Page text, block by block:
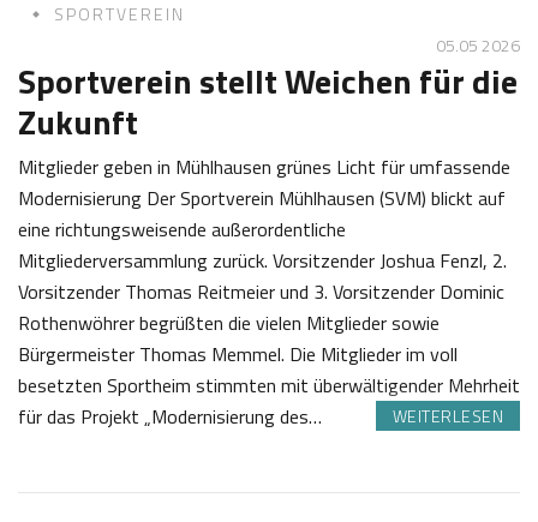
SPORTVEREIN
05.05 2026
Sportverein stellt Weichen für die
Zukunft
Mitglieder geben in Mühlhausen grünes Licht für umfassende
Modernisierung Der Sportverein Mühlhausen (SVM) blickt auf
eine richtungsweisende außerordentliche
Mitgliederversammlung zurück. Vorsitzender Joshua Fenzl, 2.
Vorsitzender Thomas Reitmeier und 3. Vorsitzender Dominic
Rothenwöhrer begrüßten die vielen Mitglieder sowie
Bürgermeister Thomas Memmel. Die Mitglieder im voll
besetzten Sportheim stimmten mit überwältigender Mehrheit
für das Projekt „Modernisierung des…
WEITERLESEN
5
a